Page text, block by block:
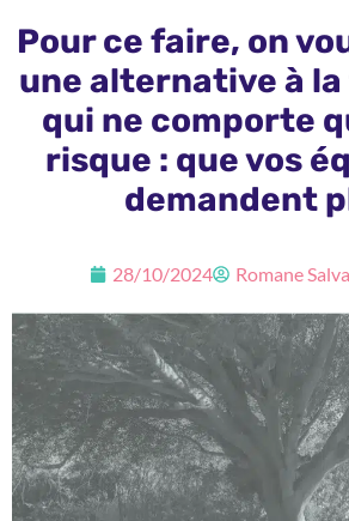
Pour ce faire, on
une alternative à
qui ne comporte
risque : que vos
demandent
28/10/2024 Romane